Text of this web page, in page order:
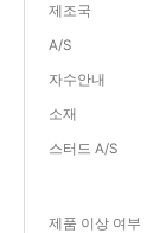
제조국
A/S
자수안내
소재
스터드 A/S
제품 이상 여부